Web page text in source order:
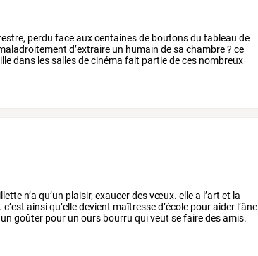
perdu faceauxcentainesde boutonsdu tableau de
d’extraire un humain desa chambre? ce
dans lessallesdecinéma fait partiedeces nombreux
n’a qu’un plaisir, exaucer des vœux. elle a l’art et la
ainsi qu’elle devient maîtresse d’école pour aider l’âne
goûter pour un ours bourru qui veut se faire des amis.